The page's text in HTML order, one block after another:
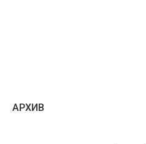
AРХИВ